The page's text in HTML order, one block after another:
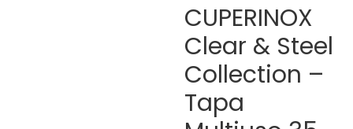
CUPERINOX
Clear & Steel
Collection –
Tapa